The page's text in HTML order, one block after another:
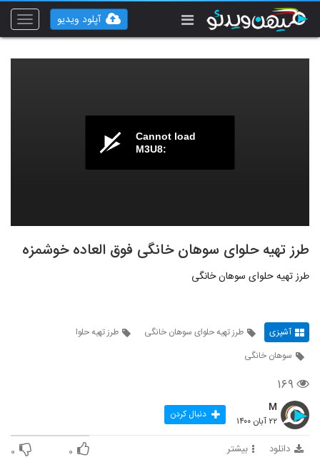
Toggle
آپلود ویدیو
Cannot load
M3U8:
طرز تهیه حلوای سوهان خانگی فوق العاده خوشمزه
طرز تهیه حلوای سوهان خانگی
آشپزی طرز تهیه حلوای سوهان خانگی
طرز تهیه حلوا
سوهان خانگی
۱۶۹
M
۲۲ آبان ۱۴۰۰ دنبال کردن
دانلود بیشتر ۰ ۰